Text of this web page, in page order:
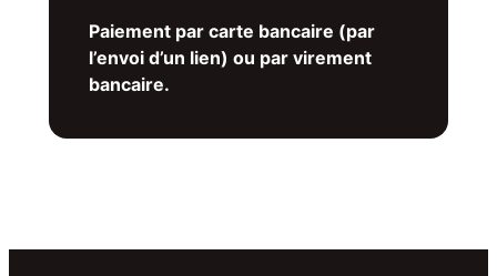
Paiement par carte bancaire (par
l’envoi d’un lien) ou par virement
bancaire.